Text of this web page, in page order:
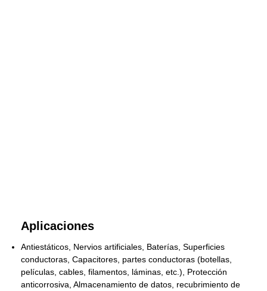
Aplicaciones
Antiestáticos, Nervios artificiales, Baterías, Superficies
conductoras, Capacitores, partes conductoras (botellas,
películas, cables, filamentos, láminas, etc.), Protección
anticorrosiva, Almacenamiento de datos, recubrimiento de